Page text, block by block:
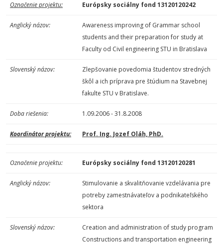
Označenie projektu: Európsky sociálny fond 13120120242
Anglický názov:
Awareness improving of Grammar school
students and their preparation for study at
Faculty od Civil engineering STU in Bratislava
Slovenský názov:
Zlepšovanie povedomia študentov stredných
škôl a ich príprava pre štúdium na Stavebnej
fakulte STU v Bratislave.
Doba riešenia: 1.09.2006 - 31.8.2008
Koordinátor projektu: Prof. Ing. Jozef Oláh, PhD.
Označenie projektu: Európsky sociálny fond 13120120281
Anglický názov:
Stimulovanie a skvalitňovanie vzdelávania pre
potreby zamestnávateľov a podnikateľského
sektora
Slovenský názov:
Creation and administration of study program
Constructions and transportation engineering